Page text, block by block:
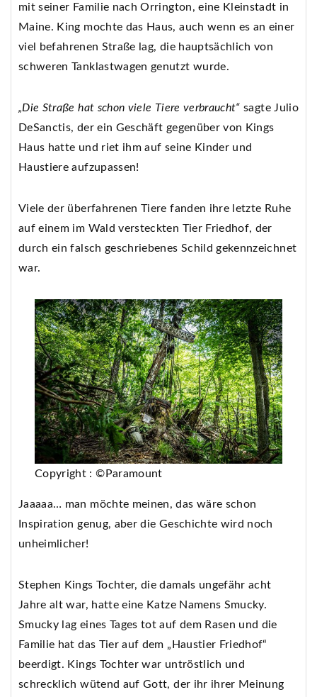
mit seiner Familie nach Orrington, eine Kleinstadt in
Maine. King mochte das Haus, auch wenn es an einer
viel befahrenen Straße lag, die hauptsächlich von
schweren Tanklastwagen genutzt wurde.
„Die Straße hat schon viele Tiere verbraucht“ sagte Julio
DeSanctis, der ein Geschäft gegenüber von Kings
Haus hatte und riet ihm auf seine Kinder und
Haustiere aufzupassen!
Viele der überfahrenen Tiere fanden ihre letzte Ruhe
auf einem im Wald versteckten Tier Friedhof, der
durch ein falsch geschriebenes Schild gekennzeichnet
war.
Copyright : ©Paramount
Jaaaaa… man möchte meinen, das wäre schon
Inspiration genug, aber die Geschichte wird noch
unheimlicher!
Stephen Kings Tochter, die damals ungefähr acht
Jahre alt war, hatte eine Katze Namens Smucky.
Smucky lag eines Tages tot auf dem Rasen und die
Familie hat das Tier auf dem „Haustier Friedhof“
beerdigt. Kings Tochter war untröstlich und
schrecklich wütend auf Gott, der ihr ihrer Meinung